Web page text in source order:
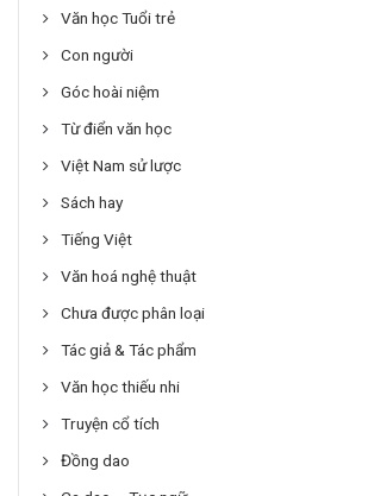
Văn học Tuổi trẻ
Con người
Góc hoài niệm
Từ điển văn học
Việt Nam sử lược
Sách hay
Tiếng Việt
Văn hoá nghệ thuật
Chưa được phân loại
Tác giả & Tác phẩm
Văn học thiếu nhi
Truyện cổ tích
Đồng dao